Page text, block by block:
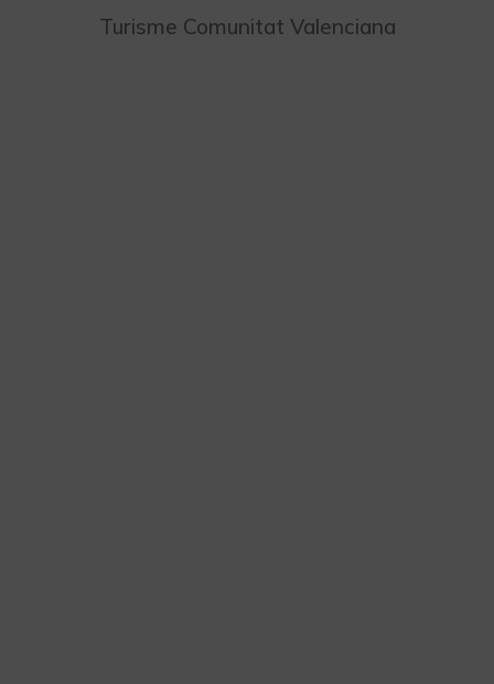
Turisme Comunitat Valenciana